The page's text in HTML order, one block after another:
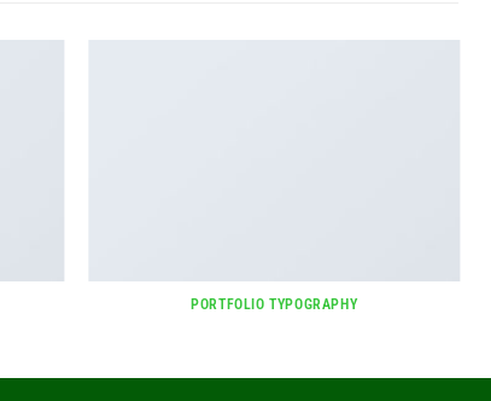
PORTFOLIO TYPOGRAPHY